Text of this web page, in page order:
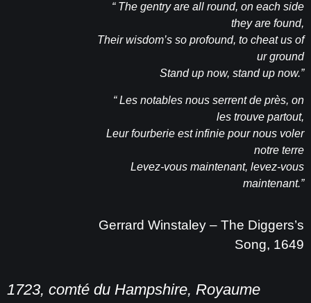
“The gentry are all round, on each side
they are found,
Their wisdom’s so profound, to cheat us of
ur ground
Stand up now, stand up now.”
“Les notables nous serrent de près, on
les trouve partout,
Leur fourberie est infinie pour nous voler
notre terre
Levez-vous maintenant, levez-vous
maintenant.”
Gerrard Winstaley – The Diggers’s
Song, 1649
1723, comté du Hampshire, Royaume